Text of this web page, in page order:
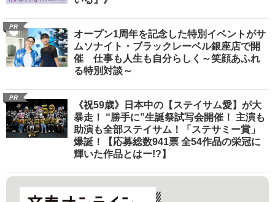
PR
オープン1周年を記念した特別イベントがサ
ムソナイト・ブラックレーベル銀座店で開
催 仕事も人生も自分らしく～笑顔あふれ
る特別対談～
PR
《祝59歳》日本中の【ステイサム愛】が大
暴走！ “勝手に”生誕祭試写会開催！ 主演も
助演も全部ステイサム！「ステサミー賞」
爆誕！【応募総数941票 全54作品の栄冠に
輝いた作品とはー!?】